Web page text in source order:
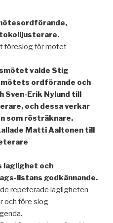
föreslog för motet
valde Stig
ordförande och
Sven-Erik Nylund till
och dessa verkar
som rösträknare.
Matti Aaltonen till
laglighet och
listans godkännande.
repeterade lagligheten
och före slog